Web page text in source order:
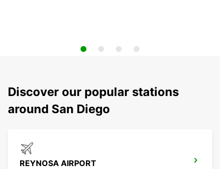
Discover our popular stations
around San Diego
REYNOSA AIRPORT